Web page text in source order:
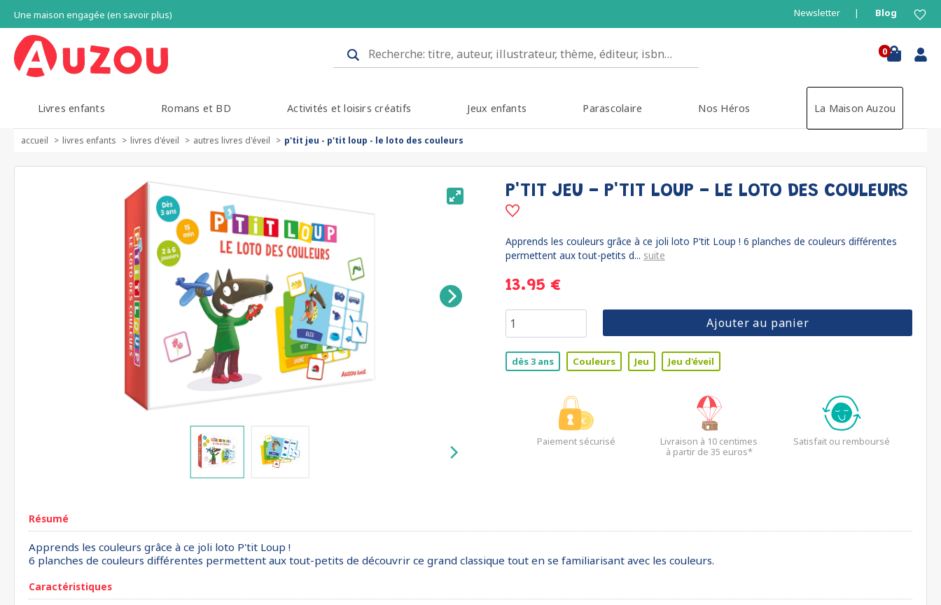
Une maison engagée (en savoir plus) Newsletter Blog
0
Livres enfants Romans et BD Activités et loisirs créatifs Jeux enfants Parascolaire Nos Héros La Maison Auzou
accueil livres enfants livres d'éveil autres livres d'éveil p'tit jeu - p'tit loup - le loto des couleurs
P'TIT JEU - P'TIT LOUP - LE LOTO DES COULEURS
Apprends les couleurs grâce à ce joli loto P'tit Loup ! 6 planches de couleurs différentes
permettent aux tout-petits d... suite
13.95 €
Ajouter au panier
dès 3 ans Couleurs Jeu Jeu d'éveil
Paiement sécurisé
Livraison à 10 centimes
à partir de 35 euros*
Satisfait ou remboursé
Résumé
Apprends les couleurs grâce à ce joli loto P'tit Loup !
6 planches de couleurs différentes permettent aux tout-petits de découvrir ce grand classique tout en se familiarisant avec les couleurs.
Caractéristiques